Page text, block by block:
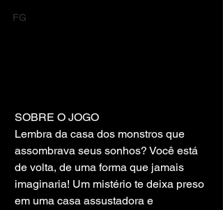
FG
SOBRE O JOGO
Lembra da casa dos monstros que
assombrava seus sonhos? Você está
de volta, de uma forma que jamais
imaginaria! Um mistério te deixa preso
em uma casa assustadora e